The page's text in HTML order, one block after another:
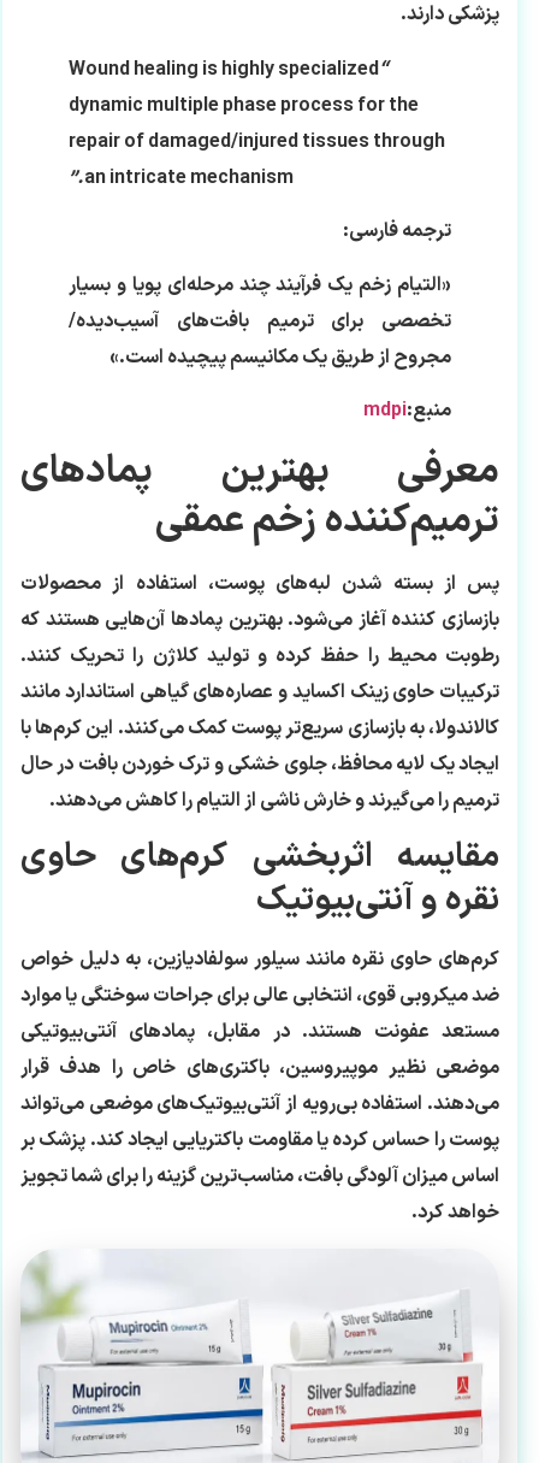
پزشکی دارند.
Wound healing is highly specialized
dynamic multiple phase process for the
repair of damaged/injured tissues through
an intricate mechanism
.”
ترجمه فارسی:
«التیام زخم یک فرآیند چند مرحله‌ای پویا و بسیار
تخصصی برای ترمیم بافت‌های آسیب‌دیده/
مجروح از طریق یک مکانیسم پیچیده است.»
منبع:mdpi
معرفی بهترین پمادهای
ترمیم‌کننده زخم عمقی
پس از بسته شدن لبه‌های پوست، استفاده از محصولات
بازسازی کننده آغاز می‌شود. بهترین پمادها آن‌هایی هستند که
رطوبت محیط را حفظ کرده و تولید کلاژن را تحریک کنند.
ترکیبات حاوی زینک اکساید و عصاره‌های گیاهی استاندارد مانند
کالاندولا، به بازسازی سریع‌تر پوست کمک می‌کنند. این کرم‌ها با
ایجاد یک لایه محافظ، جلوی خشکی و ترک خوردن بافت در حال
ترمیم را می‌گیرند و خارش ناشی از التیام را کاهش می‌دهند.
مقایسه اثربخشی کرم‌های حاوی
نقره و آنتی‌بیوتیک
کرم‌های حاوی نقره مانند سیلور سولفادیازین، به دلیل خواص
ضد میکروبی قوی، انتخابی عالی برای جراحات سوختگی یا موارد
مستعد عفونت هستند. در مقابل، پمادهای آنتی‌بیوتیکی
موضعی نظیر موپیروسین، باکتری‌های خاص را هدف قرار
می‌دهند. استفاده بی‌رویه از آنتی‌بیوتیک‌های موضعی می‌تواند
پوست را حساس کرده یا مقاومت باکتریایی ایجاد کند. پزشک بر
اساس میزان آلودگی بافت، مناسب‌ترین گزینه را برای شما تجویز
خواهد کرد.